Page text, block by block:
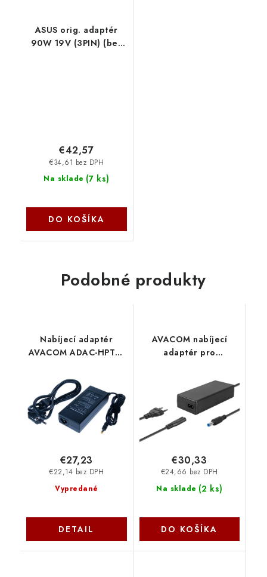
ASUS orig. adaptér
90W 19V (3PIN) (bez
Na sklade (7 ks)
€34,61 bez DPH
€42,57
DO KOŠÍKA
Podobné produkty
Nabíjecí adaptér
AVACOM ADAC-HPTH-
19V 4,74A 90W
konektor 4,8mm x
1,75mm Avacom
Vypredané
€22,14 bez DPH
€27,23
DETAIL
AVACOM nabíjecí
adaptér pro
72W konektor 5,5mm x
2,5mm ADAC-12V-
A72W Avacom
Na sklade (2 ks)
€24,66 bez DPH
€30,33
DO KOŠÍKA